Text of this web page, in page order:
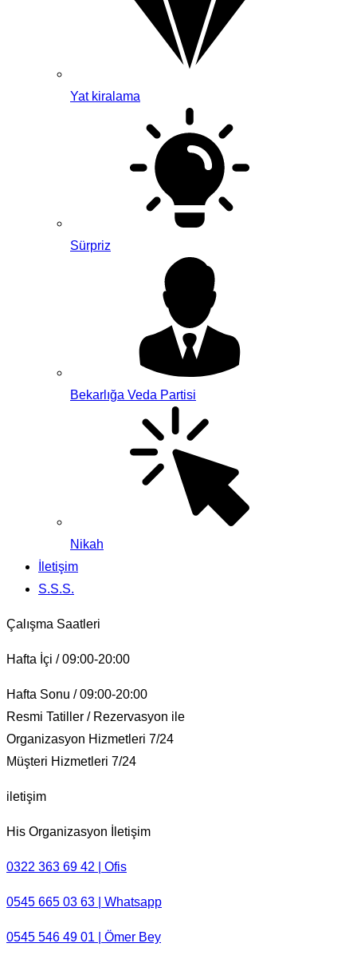
Yat kiralama
Sürpriz
Bekarlığa Veda Partisi
Nikah
İletişim
S.S.S.
Çalışma Saatleri
Hafta İçi / 09:00-20:00
Hafta Sonu / 09:00-20:00
Resmi Tatiller / Rezervasyon ile
Organizasyon Hizmetleri 7/24
Müşteri Hizmetleri 7/24
iletişim
His Organizasyon İletişim
0322 363 69 42 | Ofis
0545 665 03 63 | Whatsapp
0545 546 49 01 | Ömer Bey